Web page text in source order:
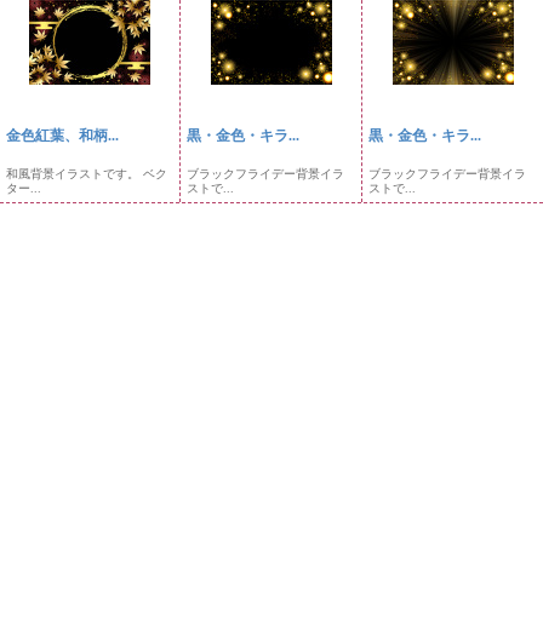
金色紅葉、和柄...
和風背景イラストです。 ベク
ター...
黒・金色・キラ...
ブラックフライデー背景イラ
ストで...
黒・金色・キラ...
ブラックフライデー背景イラ
ストで...